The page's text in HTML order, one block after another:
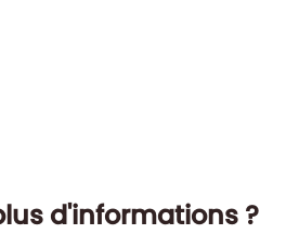
d'informations ?